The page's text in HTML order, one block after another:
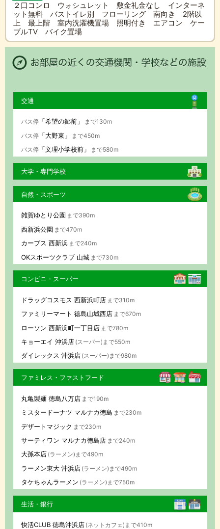
２口コンロ ウォシュレット 敷金礼金なし インターネ
ット無料 バストイレ別 フローリング 南向き 2階以
上 最上階 室内洗濯機置場 照明付き エアコン ケー
ブルTV バイク置場
交通
バス停「希望の郷前」
まで130m
バス停「大野東」
まで450m
バス停「文理小学校前」 まで580m
大学・専門学校
自然・スポーツ
雑賀ゆとり公園 まで390m
西新浜公園 まで470m
カーブス 西新浜 まで240m
OKスポーツクラブ 山城 まで730m
コンビニ・スーパー
ドラッグコスモス 西新浜町店 まで310m
ファミリーマート 徳島山城西店 まで670m
ローソン 西新浜町一丁目店 まで780m
キョーエイ 沖浜店 (スーパー)まで550m
ダイレックス 沖浜店 (スーパー)まで980m
ファミレス・ファストフード
丸亀製麺 徳島八万店 まで190m
ミスタードーナツ マルナカ徳島 まで230m
デザートマジック まで230m
サーティワン マルナカ徳島店 まで240m
大孫本店 (ラーメン)まで490m
ラーメン東大 沖浜店 (ラーメン)まで490m
タケちゃんラーメン (ラーメン)まで750m
生活・銀行
快活CLUB 徳島沖浜店 (ネットカフェ)まで410m